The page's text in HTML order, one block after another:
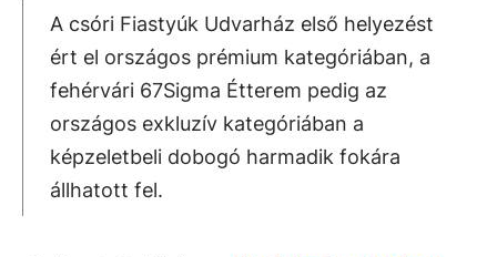
A csóri Fiastyúk Udvarház első helyezést
ért el országos prémium kategóriában, a
fehérvári 67Sigma Étterem pedig az
országos exkluzív kategóriában a
képzeletbeli dobogó harmadik fokára
állhatott fel.